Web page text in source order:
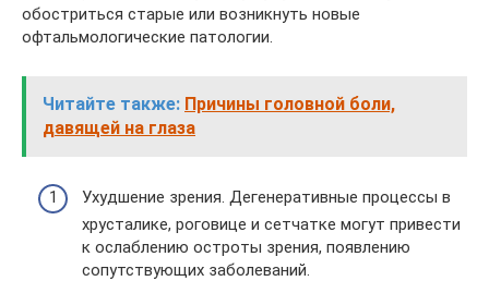
обостриться старые или возникнуть новые
офтальмологические патологии.
Читайте также: Причины головной боли,
давящей на глаза
Ухудшение зрения. Дегенеративные процессы в
хрусталике, роговице и сетчатке могут привести
к ослаблению остроты зрения, появлению
сопутствующих заболеваний.